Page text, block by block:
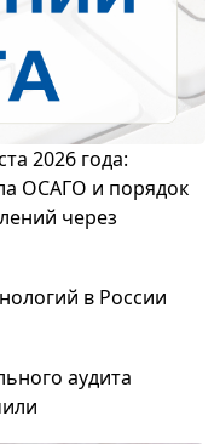
2026 года:
ОСАГО и порядок
через
в России
аудита